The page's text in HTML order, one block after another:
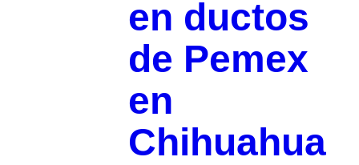
en ductos
de Pemex
en
Chihuahua